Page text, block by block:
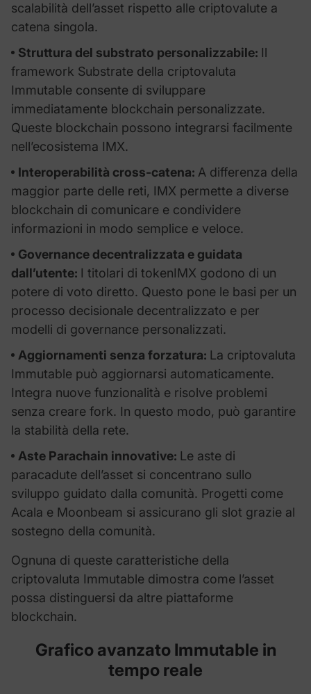
scalabilità dell’asset rispetto alle criptovalute a
catena singola.
Struttura del substrato personalizzabile: Il
framework Substrate della criptovaluta
Immutable consente di sviluppare
immediatamente blockchain personalizzate.
Queste blockchain possono integrarsi facilmente
nell’ecosistema IMX.
Interoperabilità cross-catena: A differenza della
maggior parte delle reti, IMX permette a diverse
blockchain di comunicare e condividere
informazioni in modo semplice e veloce.
Governance decentralizzata e guidata
dall’utente: I titolari di tokenIMX godono di un
potere di voto diretto. Questo pone le basi per un
processo decisionale decentralizzato e per
modelli di governance personalizzati.
Aggiornamenti senza forzatura: La criptovaluta
Immutable può aggiornarsi automaticamente.
Integra nuove funzionalità e risolve problemi
senza creare fork. In questo modo, può garantire
la stabilità della rete.
Aste Parachain innovative: Le aste di
paracadute dell’asset si concentrano sullo
sviluppo guidato dalla comunità. Progetti come
Acala e Moonbeam si assicurano gli slot grazie al
sostegno della comunità.
Ognuna di queste caratteristiche della
criptovaluta Immutable dimostra come l’asset
possa distinguersi da altre piattaforme
blockchain.
Grafico avanzato Immutable in
tempo reale